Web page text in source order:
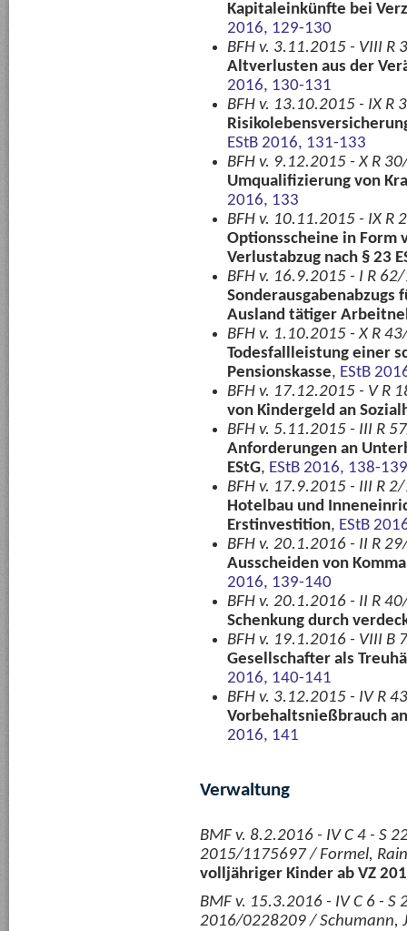
Kapitaleinkünfte bei
2016, 129-130
BFH v. 3.11.2015 - VIII R
Altverlusten aus der
2016, 130-131
BFH v. 13.10.2015 - IX
EStB 2016, 131-133
BFH v. 9.12.2015 - X R
Umqualifizierung von
2016, 133
BFH v. 10.11.2015 - IX R
Optionsscheine in Form
Verlustabzug nach § 23
BFH v. 16.9.2015 - I R
Sonderausgabenabzugs
Ausland tätiger
BFH v. 1.10.2015 - X R
Todesfallleistung einer
Pensionskasse, EStB
BFH v. 17.12.2015 - V R
von Kindergeld an
BFH v. 5.11.2015 - III R
Anforderungen an
EStG, EStB 2016, 138-139
BFH v. 17.9.2015 - III R
Hotelbau und
Erstinvestition, EStB
BFH v. 20.1.2016 - II R
Ausscheiden von
2016, 139-140
BFH v. 20.1.2016 - II R
Schenkung durch
BFH v. 19.1.2016 - VIII
Gesellschafter als
2016, 140-141
BFH v. 3.12.2015 - IV R
Vorbehaltsnießbrauch
2016, 141
Verwaltung
BMF v. 8.2.2016 - IV C 4 - S
2015/1175697 / Formel,
volljähriger Kinder ab VZ
BMF v. 15.3.2016 - IV C 6 -
2016/0228209 / Schumann,